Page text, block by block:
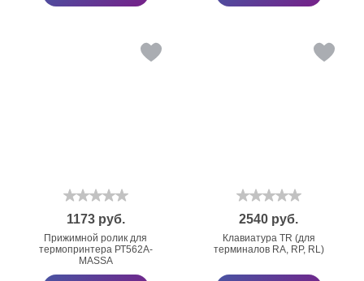
1173 руб.
Прижимной ролик для
термопринтера РТ562А-
МАSSА
2540 руб.
Клавиатура TR (для
терминалов RA, RP, RL)